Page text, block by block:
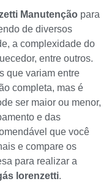
Manutenção para
de diversos
a complexidade do
entre outros.
que variam entre
completa, mas é
ser maior ou menor,
e das
que você
e compare os
para realizar a
lorenzetti.